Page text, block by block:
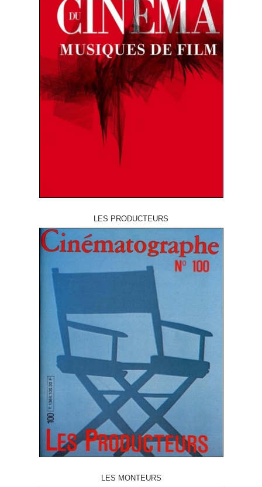
LES PRODUCTEURS
LES MONTEURS